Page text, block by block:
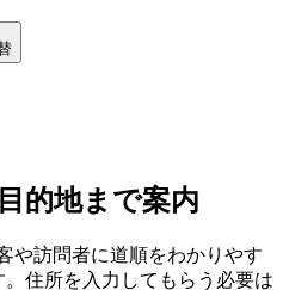
的地まで案内
や訪問者に道順をわかりやす
住所を入力してもらう必要は